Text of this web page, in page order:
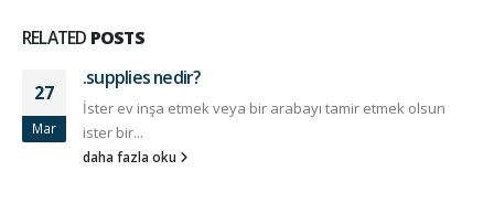
RELATED POSTS
27
Mar
.supplies nedir?
İster ev inşa etmek veya bir arabayı tamir etmek olsun
ister bir...
daha fazla oku